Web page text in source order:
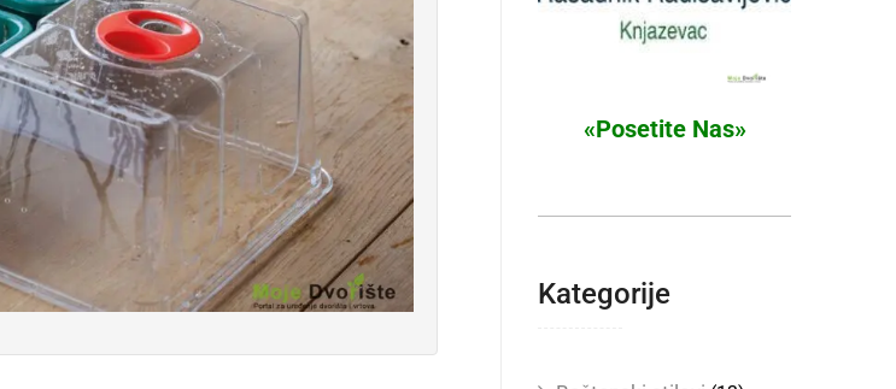
«Posetite Nas»
Kategorije